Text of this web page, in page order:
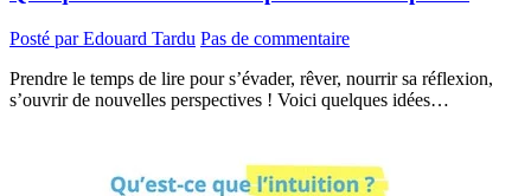
Posté par Edouard Tardu Pas de commentaire
Prendre le temps de lire pour s’évader, rêver, nourrir sa réflexion,
s’ouvrir de nouvelles perspectives ! Voici quelques idées…